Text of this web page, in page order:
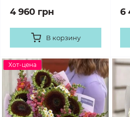
4 960 грн
В корзину
6
Хот-цена